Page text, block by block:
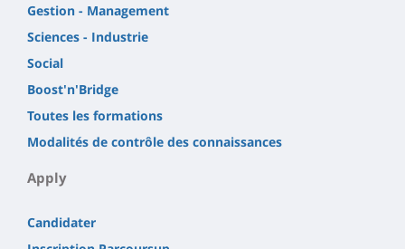
Gestion - Management
Sciences - Industrie
Social
Boost'n'Bridge
Toutes les formations
Modalités de contrôle des connaissances
Apply
Candidater